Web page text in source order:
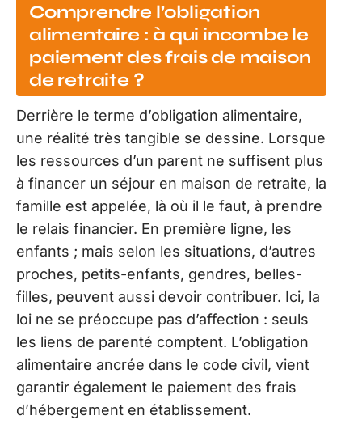
Comprendre l’obligation
alimentaire : à qui incombe le
paiement des frais de maison
de retraite ?
Derrière le terme d’obligation alimentaire,
une réalité très tangible se dessine. Lorsque
les ressources d’un parent ne suffisent plus
à financer un séjour en maison de retraite, la
famille est appelée, là où il le faut, à prendre
le relais financier. En première ligne, les
enfants ; mais selon les situations, d’autres
proches, petits-enfants, gendres, belles-
filles, peuvent aussi devoir contribuer. Ici, la
loi ne se préoccupe pas d’affection : seuls
les liens de parenté comptent. L’obligation
alimentaire ancrée dans le code civil, vient
garantir également le paiement des frais
d’hébergement en établissement.